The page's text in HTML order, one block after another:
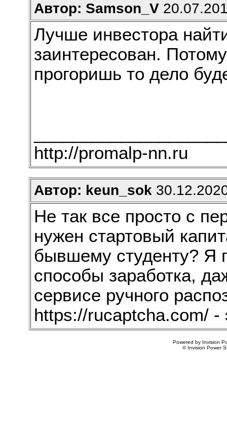
Автор: Samson_V
Лучше инвестора
заинтересован.
прогоришь то дело
http://promalp-nn.ru
Автор: keun_sok
Не так все просто с
нужен стартовый
бывшему студенту? Я
способы заработка,
сервисе ручного
https://rucaptcha.com/ -
Powered by Invision
© Invision Power